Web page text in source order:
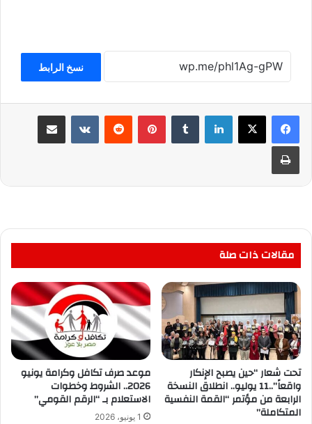
نسخ الرابط
لينكدإن بينتيريست مشاركة عبر البريد
طباعة
مقالات ذات صلة
تحت شعار “حين يصبح الإنكار
واقعاً”..11 يوليو.. انطلاق النسخة
الرابعة من مؤتمر “القمة النفسية
المتكاملة”
​موعد صرف تكافل وكرامة يونيو
2026.. الشروط وخطوات
الاستعلام بـ “الرقم القومي”
1 يونيو، 2026